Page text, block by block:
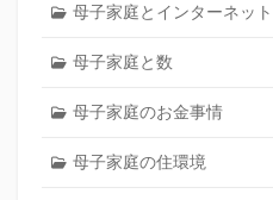
母子家庭とインターネット
母子家庭と数
母子家庭のお金事情
母子家庭の住環境